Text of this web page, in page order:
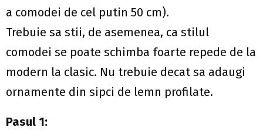
a comodei de cel putin 50 cm).
Trebuie sa stii, de asemenea, ca stilul
comodei se poate schimba foarte repede de la
modern la clasic. Nu trebuie decat sa adaugi
ornamente din sipci de lemn profilate.
Pasul 1: